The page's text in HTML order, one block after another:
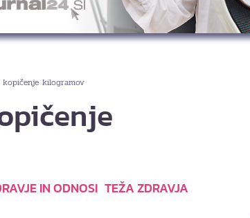
kilogramov
IN ODNOSI TEŽA ZDRAVJA